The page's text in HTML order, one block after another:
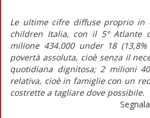
Le ultime cifre diffuse proprio in
children Italia, con il 5° Atlante
milione 434.000 under 18
povertà assoluta, cioè senza il
quotidiana dignitosa; 2 milioni
relativa, cioè in famiglie con un
costrette a tagliare dove possibile.